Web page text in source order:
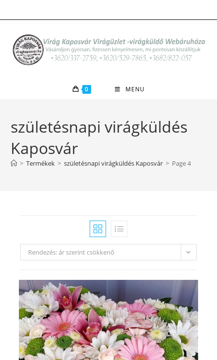
to
0 MENU
születésnapi virágküldés
Kaposvár
> Termékek > születésnapi virágküldés Kaposvár > Page 4
Rendezés: ár szerint csökkenő